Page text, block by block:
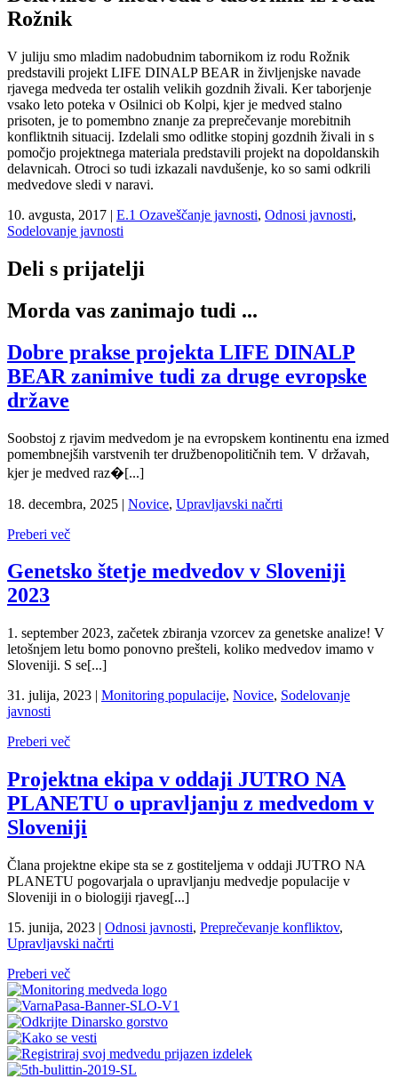
Rožnik
V juliju smo mladim nadobudnim tabornikom iz rodu Rožnik
predstavili projekt LIFE DINALP BEAR in življenjske navade
rjavega medveda ter ostalih velikih gozdnih živali. Ker taborjenje
vsako leto poteka v Osilnici ob Kolpi, kjer je medved stalno
prisoten, je to pomembno znanje za preprečevanje morebitnih
konfliktnih situacij. Izdelali smo odlitke stopinj gozdnih živali in s
pomočjo projektnega materiala predstavili projekt na dopoldanskih
delavnicah. Otroci so tudi izkazali navdušenje, ko so sami odkrili
medvedove sledi v naravi.
10. avgusta, 2017 | E.1 Ozaveščanje javnosti, Odnosi javnosti,
Sodelovanje javnosti
Deli s prijatelji
Morda vas zanimajo tudi ...
Dobre prakse projekta LIFE DINALP
BEAR zanimive tudi za druge evropske
države
Soobstoj z rjavim medvedom je na evropskem kontinentu ena izmed
pomembnejših varstvenih ter družbenopolitičnih tem. V državah,
kjer je medved raz�[...]
18. decembra, 2025 | Novice, Upravljavski načrti
Preberi več
Genetsko štetje medvedov v Sloveniji
2023
1. september 2023, začetek zbiranja vzorcev za genetske analize! V
letošnjem letu bomo ponovno prešteli, koliko medvedov imamo v
Sloveniji. S se[...]
31. julija, 2023 | Monitoring populacije, Novice, Sodelovanje
javnosti
Preberi več
Projektna ekipa v oddaji JUTRO NA
PLANETU o upravljanju z medvedom v
Sloveniji
Člana projektne ekipe sta se z gostiteljema v oddaji JUTRO NA
PLANETU pogovarjala o upravljanju medvedje populacije v
Sloveniji in o biologiji rjaveg[...]
15. junija, 2023 | Odnosi javnosti, Preprečevanje konfliktov,
Upravljavski načrti
Preberi več